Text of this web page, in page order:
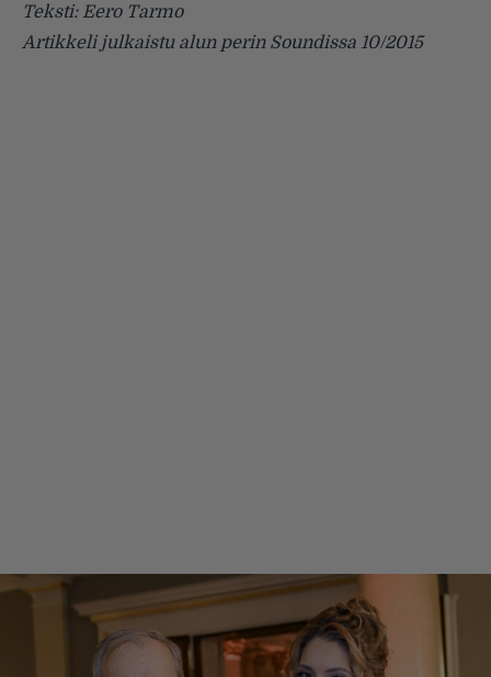
Teksti: Eero Tarmo
Artikkeli julkaistu alun perin Soundissa 10/2015